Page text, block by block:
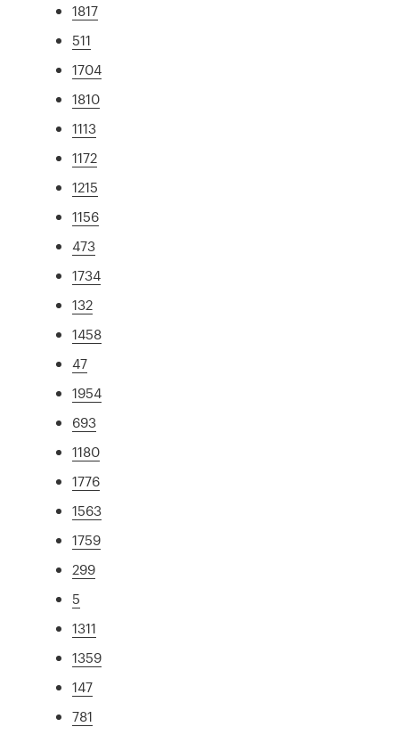
1817
511
1704
1810
1113
1172
1215
1156
473
1734
132
1458
47
1954
693
1180
1776
1563
1759
299
5
1311
1359
147
781